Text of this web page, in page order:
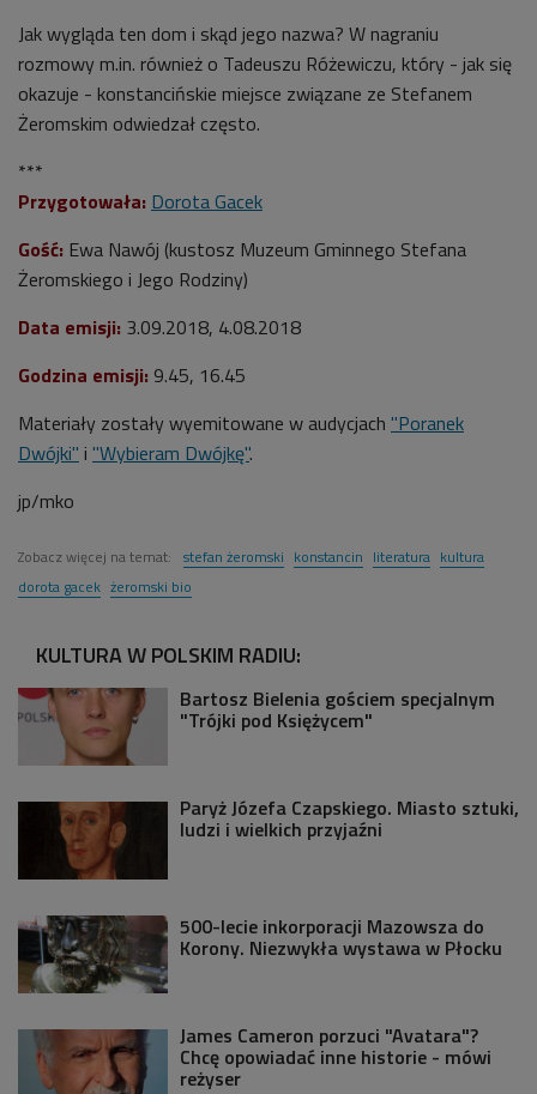
Jak wygląda ten dom i skąd jego nazwa? W nagraniu
rozmowy m.in. również o Tadeuszu Różewiczu, który - jak się
okazuje - konstancińskie miejsce związane ze Stefanem
Żeromskim odwiedzał często.
***
Przygotowała: Dorota Gacek
Gość: Ewa Nawój (kustosz Muzeum Gminnego Stefana
Żeromskiego i Jego Rodziny)
Data emisji: 3.09.2018, 4.08.2018
Godzina emisji: 9.45, 16.45
Materiały zostały wyemitowane w audycjach "Poranek
Dwójki" i "Wybieram Dwójkę".
jp/mko
Zobacz więcej na temat: stefan żeromski konstancin literatura kultura
dorota gacek żeromski bio
KULTURA W POLSKIM RADIU:
Bartosz Bielenia gościem specjalnym
"Trójki pod Księżycem"
Paryż Józefa Czapskiego. Miasto sztuki,
ludzi i wielkich przyjaźni
500-lecie inkorporacji Mazowsza do
Korony. Niezwykła wystawa w Płocku
James Cameron porzuci "Avatara"?
Chcę opowiadać inne historie - mówi
reżyser